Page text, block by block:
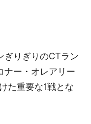
ぎりぎりのCTラン
ナー・オレアリー
た重要な1戦とな